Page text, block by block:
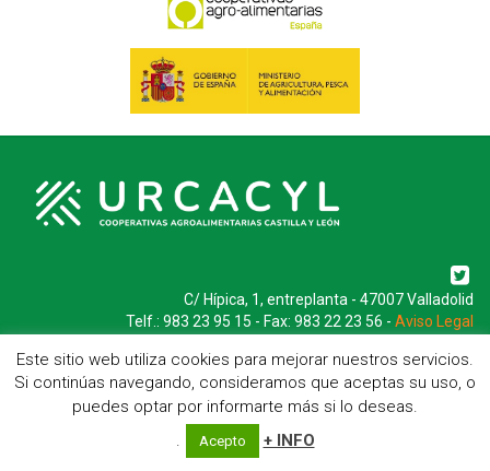
C/ Hípica, 1, entreplanta - 47007 Valladolid
Telf.: 983 23 95 15 - Fax: 983 22 23 56 - Aviso Legal
Este sitio web utiliza cookies para mejorar nuestros servicios.
Si continúas navegando, consideramos que aceptas su uso, o
puedes optar por informarte más si lo deseas.
.
Acepto + INFO